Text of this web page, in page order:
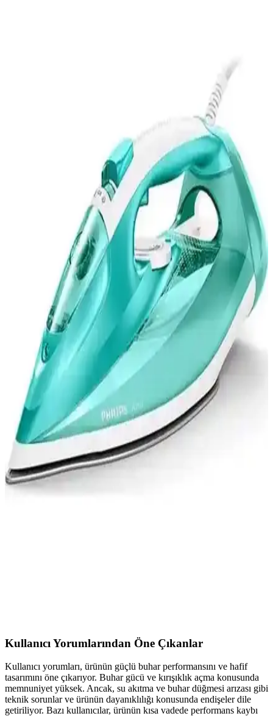
Fakir Flyjet ve Tefal Fv8064 Puregliss ütülerinin özellikleri,
performans ve kullanıcı yorumlarıyla detaylı karşılaştırması.
Kiwi KSI-646 ve Torima KY-003 Buharlı Ütülerin
Kiwi KSI-646 ve Torima KY-003 modellerinin özellikleri, kullanım
alanları ve kullanıcı yorumlarıyla detaylı karşılaştırması, doğru ütü
seçimi için önemli bilgiler sunuyor.
Philips Azur GC4544/80 ve Tefal Fv8064 Puregliss
Buharlı Ütü Karşılaştırması ve Özellikleri
İki popüler buharlı ütü Philips Azur GC4544/80 ve Tefal Fv8064
Puregliss'in özellikleri, performansları ve kullanıcı yorumlarıyla
detaylı karşılaştırması. Hangi ütü sizin ihtiyaçlarınıza uygun?
Fakir Vivaldi ve Vestel V-Press 2000 Buharlı Ütü
Karşılaştırması ve Özellikleri
Fakir Vivaldi ve Vestel V-Press 2000 buharlı ütülerinin güç, buhar
basıncı, su tankı ve kullanım özellikleri karşılaştırmasıyla en uygun
seçimi yapın.
Kiwi Ksı 640 ve Torima KY-003 Taşınabilir Buharlı
Ütü Karşılaştırması
Kiwi Ksı 640 ve Torima KY-003 modellerinin güç, buhar kapasitesi
ve kullanım özellikleri karşılaştırılarak, ihtiyaçlara uygun en iyi
taşınabilir buharlı ütü seçeneği sunuluyor.
Arzum AR6025 ve Tefal Fv8064 Buharlı Ütü
Karşılaştırması Ürün Özellikleri ve Kullanıcı
Yorumları
Arzum AR6025 ve Tefal Fv8064 buharlı ütülerinin özellikleri,
Kullanıcı Yorumlarından Öne Çıkanlar
Kullanıcı yorumları, ürünün güçlü buhar performansını ve hafif
tasarımını öne çıkarıyor. Buhar gücü ve kırışıklık açma konusunda
memnuniyet yüksek. Ancak, su akıtma ve buhar düğmesi arızası gibi
teknik sorunlar ve ürünün dayanıklılığı konusunda endişeler dile
getiriliyor. Bazı kullanıcılar, ürünün kısa vadede performans kaybı